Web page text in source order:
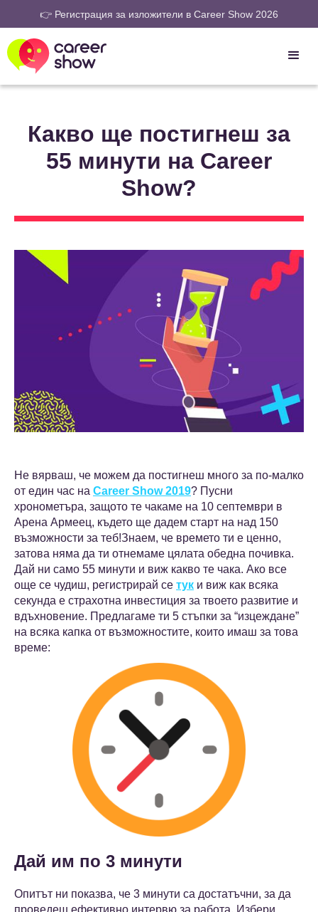
👉 Регистрация за изложители в Career Show 2026
Какво ще постигнеш за
55 минути на Career
Show?
Не вярваш, че можем да постигнеш много за по-малко
от един час на Career Show 2019? Пусни
хронометъра, защото те чакаме на 10 септември в
Арена Армеец, където ще дадем старт на над 150
възможности за теб!Знаем, че времето ти е ценно,
затова няма да ти отнемаме цялата обедна почивка.
Дай ни само 55 минути и виж какво те чака. Ако все
още се чудиш, регистрирай се тук и виж как всяка
секунда е страхотна инвестиция за твоето развитие и
вдъхновение. Предлагамe ти 5 стъпки за “изцеждане”
на всяка капка от възможностите, които имаш за това
време:
Дай им по 3 минути
Опитът ни показва, че 3 минути са достатъчни, за да
проведеш ефективно интервю за работа. Избери